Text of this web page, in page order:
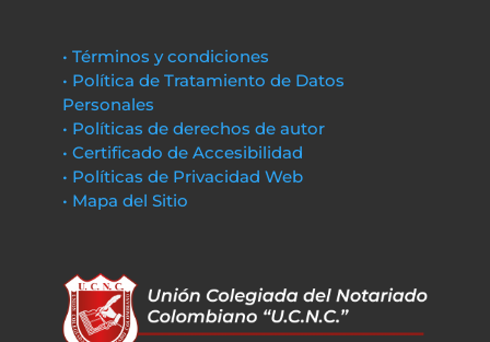
• Términos y condiciones
• Política de Tratamiento de Datos
Personales
• Políticas de derechos de autor
• Certificado de Accesibilidad
• Políticas de Privacidad Web
• Mapa del Sitio